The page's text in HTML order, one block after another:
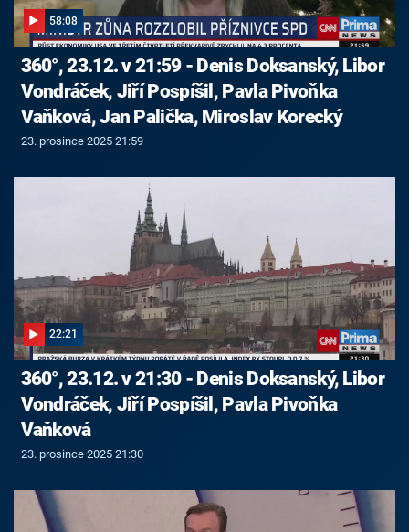
58:08
360°, 23.12. v 21:59 - Denis Doksanský, Libor
Vondráček, Jiří Pospíšil, Pavla Pivoňka
Vaňková, Jan Palička, Miroslav Korecký
23. prosince 2025 21:59
22:21
360°, 23.12. v 21:30 - Denis Doksanský, Libor
Vondráček, Jiří Pospíšil, Pavla Pivoňka
Vaňková
23. prosince 2025 21:30